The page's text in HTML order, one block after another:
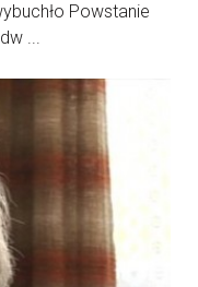
Powstanie
...